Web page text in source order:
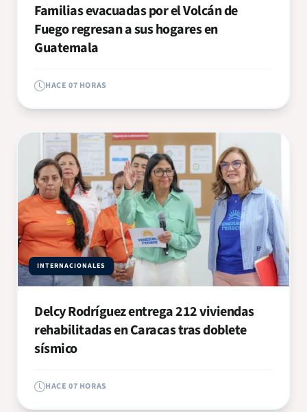
Familias evacuadas por el Volcán de
Fuego regresan a sus hogares en
Guatemala
HACE 07 HORAS
INTERNACIONALES
Delcy Rodríguez entrega 212 viviendas
rehabilitadas en Caracas tras doblete
sísmico
HACE 07 HORAS